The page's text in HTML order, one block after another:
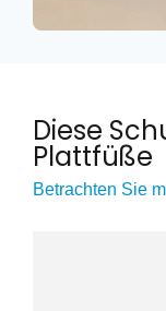
Diese
Plattfüße
Betrachten Sie